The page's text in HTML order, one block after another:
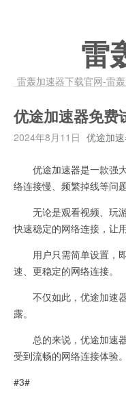
雷
雷轰加速器下载官网-雷
优途加速器免费
2024年8月11日 优途加
优途加速器是一款强大
络连接慢、频繁掉线等问题
无论是观看视频、玩游
快速稳定的网络连接，让
用户只需简单设置，即
速、更稳定的网络连接。
不仅如此，优途加速器
露。
总的来说，优途加速器
受到流畅的网络连接体验。
#3#